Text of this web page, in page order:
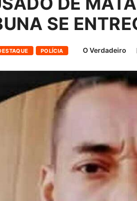
SE
POLÍCIA O Verdadeiro